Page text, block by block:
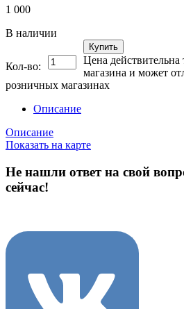
1 000
В наличии
Кол-во:
Купить
Цена действительна
магазина и может
розничных магазинах
Описание
Описание
Показать на карте
Не нашли ответ на свой
сейчас!